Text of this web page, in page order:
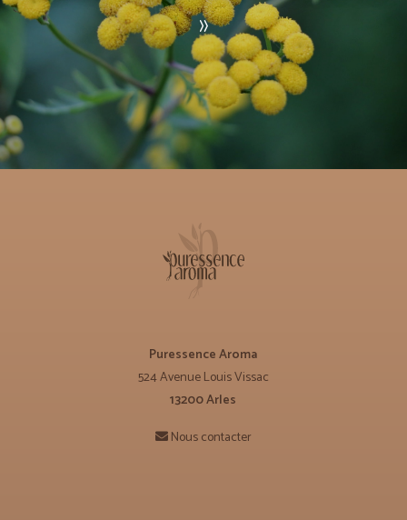
»
Puressence Aroma
524 Avenue Louis Vissac
13200 Arles
Nous contacter